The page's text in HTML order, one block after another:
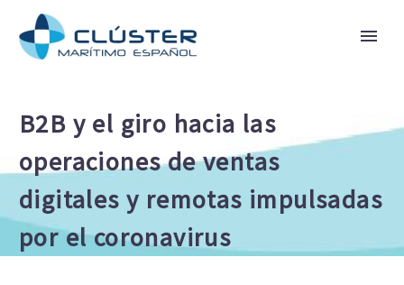
B2B y el giro hacia las
operaciones de ventas
digitales y remotas impulsadas
por el coronavirus